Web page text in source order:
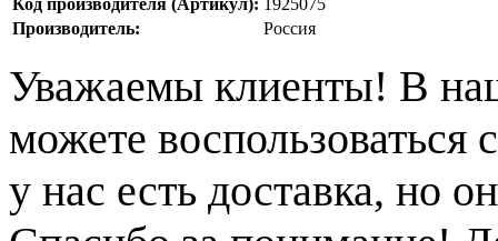
Производитель:
Россия
Уважаемы клиенты! В
можете воспользоваться
у нас есть доставка, но